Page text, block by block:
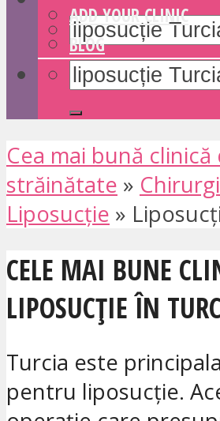
ADD YOUR CLINIC
BLOG
Cea mai bună clinică
străinătate »
Liposucție »
CELE MAI BUNE
LIPOSUCȚIE ÎN
Turcia este
pentru liposucție.